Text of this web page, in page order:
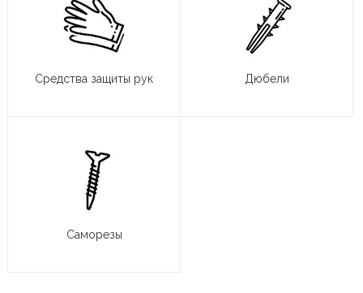
Средства защиты рук Дюбели
Саморезы